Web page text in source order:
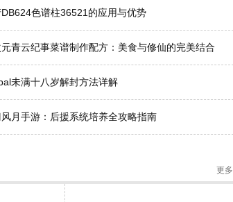
DB624色谱柱36521的应用与优势
青云纪事菜谱制作配方：美食与修仙的完美结合
未满十八岁解封方法详解
月手游：后援系统培养全攻略指南
更多